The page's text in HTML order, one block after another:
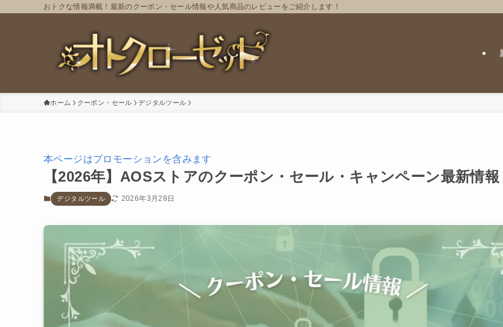
おトクな情報満載！最新のクーポン・セール情報や人気商品のレビューをご紹介します！
ホーム クーポン・セール デジタルツール
本ページはプロモーションを含みます
【2026年】AOSストアのクーポン・セール・キャンペーン最新情報
デジタルツール 2026年3月28日